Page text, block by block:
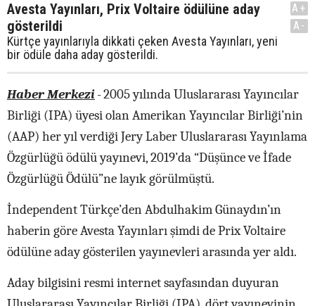
Avesta Yayınları, Prix Voltaire ödülüne aday
gösterildi
Kürtçe yayınlarıyla dikkati çeken Avesta Yayınları, yeni
bir ödüle daha aday gösterildi.
A+
A-
Haber Merkezi-2005 yılında Uluslararası Yayıncılar
Birliği (IPA) üyesi olan Amerikan Yayıncılar Birliği’nin
(AAP) her yıl verdiği Jery Laber Uluslararası Yayınlama
Özgürlüğü ödülü yayınevi, 2019’da “Düşünce ve İfade
Özgürlüğü Ödülü”ne layık görülmüştü.
İndependent Türkçe’den Abdulhakim Günaydın’ın
haberin göre Avesta Yayınları şimdi de Prix Voltaire
ödülüne aday gösterilen yayınevleri arasında yer aldı.
Aday bilgisini resmi internet sayfasından duyuran